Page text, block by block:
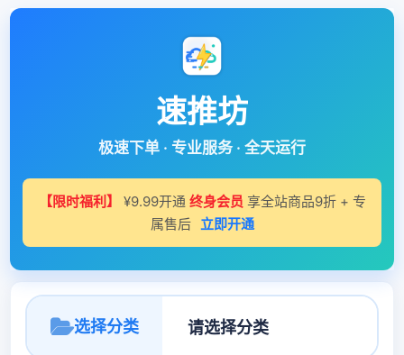
速推坊
极速下单 · 专业服务 · 全天运行
【限时福利】 ¥9.99开通 终身会员 享全站商品9折 + 专
属售后 立即开通
选择分类